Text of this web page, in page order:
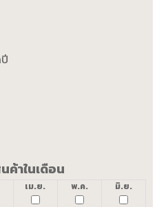
ค้าในเดือน
เม.ย. พ.ค. มิ.ย.